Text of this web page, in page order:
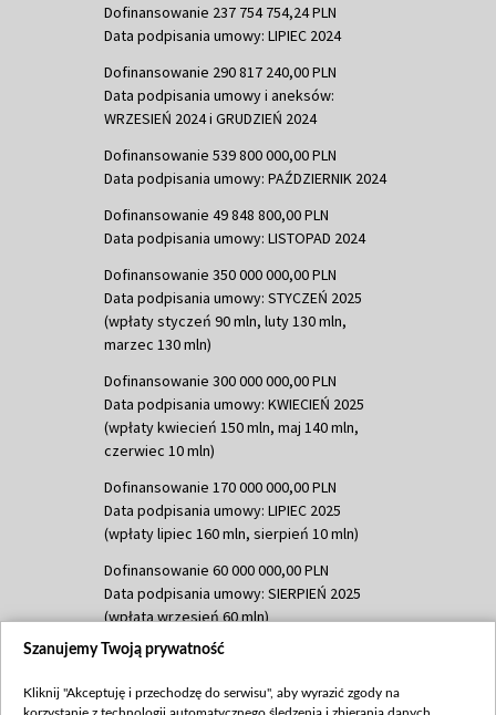
Dofinansowanie 237 754 754,24 PLN
Data podpisania umowy: LIPIEC 2024
Dofinansowanie 290 817 240,00 PLN
Data podpisania umowy i aneksów:
WRZESIEŃ 2024 i GRUDZIEŃ 2024
Dofinansowanie 539 800 000,00 PLN
Data podpisania umowy: PAŹDZIERNIK 2024
Dofinansowanie 49 848 800,00 PLN
Data podpisania umowy: LISTOPAD 2024
Dofinansowanie 350 000 000,00 PLN
Data podpisania umowy: STYCZEŃ 2025
(wpłaty styczeń 90 mln, luty 130 mln,
marzec 130 mln)
Dofinansowanie 300 000 000,00 PLN
Data podpisania umowy: KWIECIEŃ 2025
(wpłaty kwiecień 150 mln, maj 140 mln,
czerwiec 10 mln)
Dofinansowanie 170 000 000,00 PLN
Data podpisania umowy: LIPIEC 2025
(wpłaty lipiec 160 mln, sierpień 10 mln)
Dofinansowanie 60 000 000,00 PLN
Data podpisania umowy: SIERPIEŃ 2025
(wpłata wrzesień 60 mln)
Dofinansowanie 635 783 051,21 PLN
(wpłata wrzesień 100 mln, październik 350
Szanujemy Twoją prywatność
Kliknij "Akceptuję i przechodzę do serwisu", aby wyrazić zgody na